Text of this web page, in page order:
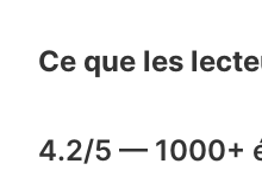
Ce que les
4.2/5 — 1000+